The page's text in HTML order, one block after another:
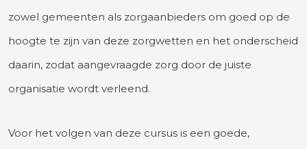
zowel gemeenten als zorgaanbieders om goed op de
hoogte te zijn van deze zorgwetten en het onderscheid
daarin, zodat aangevraagde zorg door de juiste
organisatie wordt verleend.
Voor het volgen van deze cursus is een goede,